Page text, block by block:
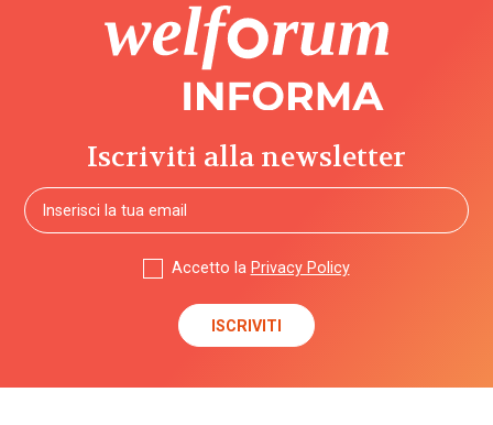
Iscriviti alla newsletter
Accetto la Privacy Policy